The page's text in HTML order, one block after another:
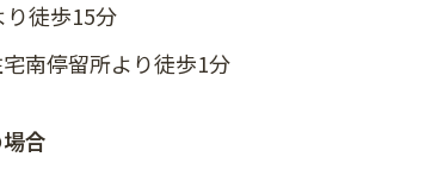
徒歩15分
南停留所より徒歩1分
合